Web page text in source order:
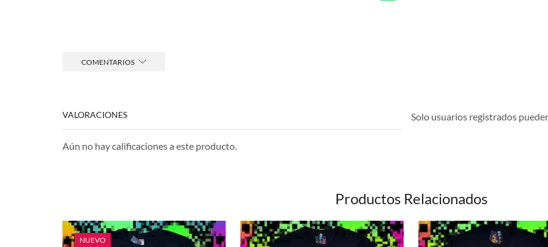
COMENTARIOS
VALORACIONES
Aún no hay calificaciones a este producto.
Solo usuarios registrados
Productos Relacionados
NUEVO